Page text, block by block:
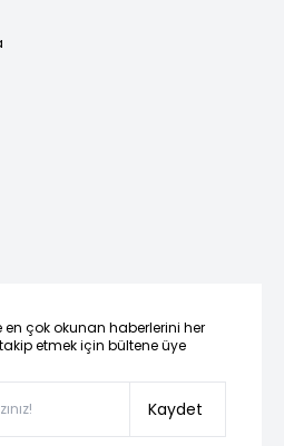
çok okunan haberlerini her
etmek için bültene üye
Kaydet